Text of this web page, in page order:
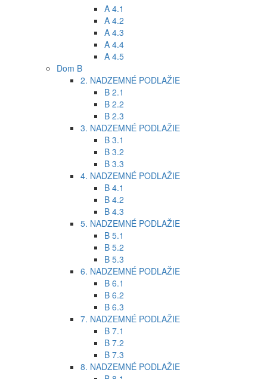
A 4.1
A 4.2
A 4.3
A 4.4
A 4.5
Dom B
2. NADZEMNÉ PODLAŽIE
B 2.1
B 2.2
B 2.3
3. NADZEMNÉ PODLAŽIE
B 3.1
B 3.2
B 3.3
4. NADZEMNÉ PODLAŽIE
B 4.1
B 4.2
B 4.3
5. NADZEMNÉ PODLAŽIE
B 5.1
B 5.2
B 5.3
6. NADZEMNÉ PODLAŽIE
B 6.1
B 6.2
B 6.3
7. NADZEMNÉ PODLAŽIE
B 7.1
B 7.2
B 7.3
8. NADZEMNÉ PODLAŽIE